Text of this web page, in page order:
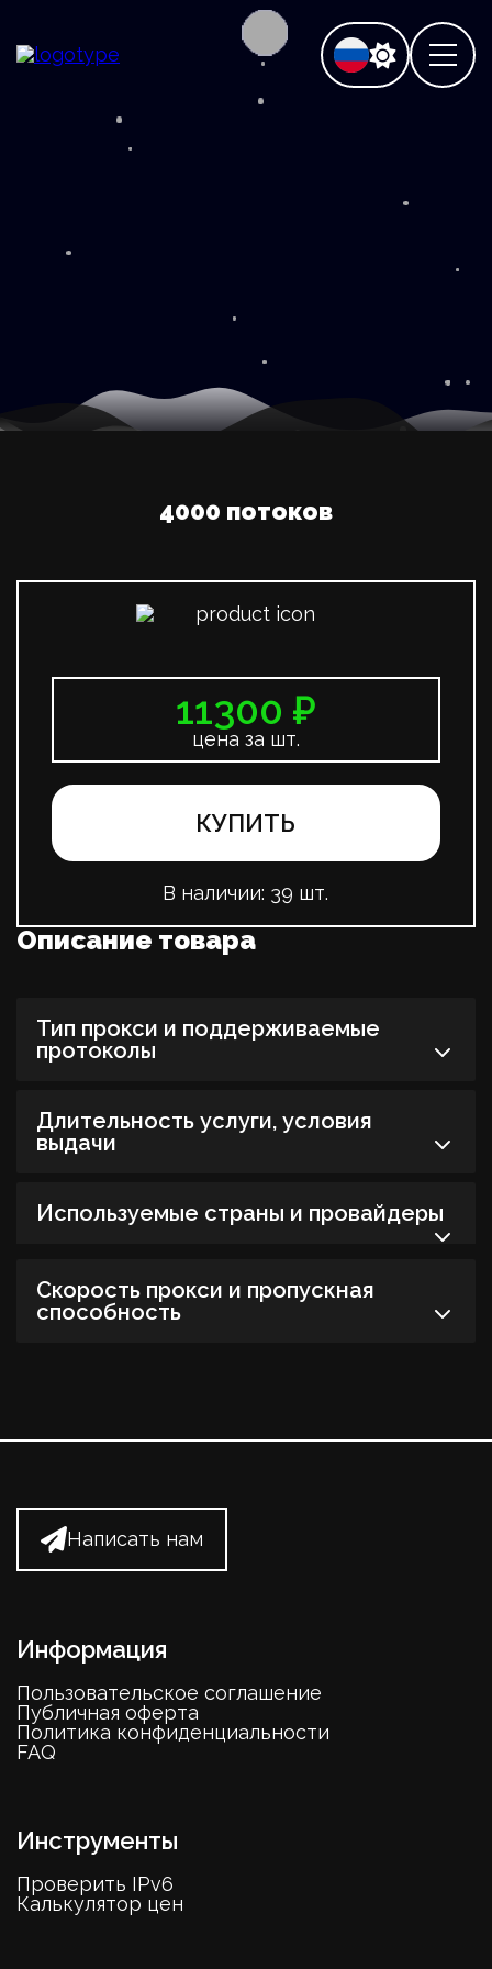
4000 потоков
11300 ₽
цена за шт.
КУПИТЬ
В наличии: 39 шт.
Описание товара
Тип прокси и поддерживаемые
протоколы
Длительность услуги, условия
выдачи
Используемые страны и провайдеры
Cкорость прокси и пропускная
способность
Написать нам
Информация
Пользовательское соглашение
Публичная оферта
Политика конфиденциальности
FAQ
Инструменты
Проверить IPv6
Калькулятор цен